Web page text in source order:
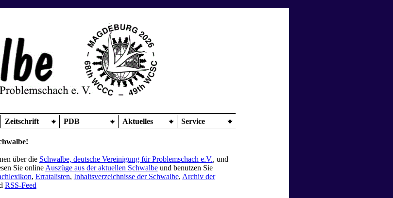
Zeitschrift PDB Aktuelles Service
über die Schwalbe, deutsche Vereinigung für Problemschach e.V., und
Sie online Auszüge aus der aktuellen Schwalbeund benutzen Sie
, Erratalisten, Inhaltsverzeichnisse der Schwalbe, Archiv der
RSS-Feed